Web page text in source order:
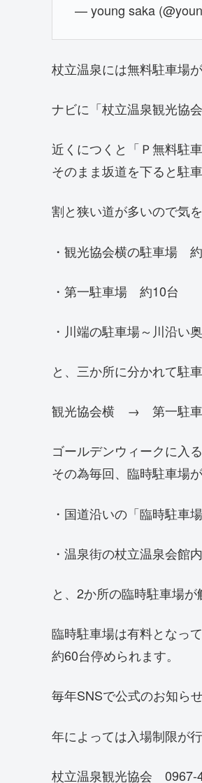
— young saka
杖立温泉には無料駐車場が
ナビに「杖立温泉観光協
近くにつくと「Ｐ無料駐
そのまま坂道を下ると駐車
割と狭い道が多いので気
・観光協会横の駐車場
・第一駐車場 約10台
・川端の駐車場～川沿い
と、三か所に分かれて駐
観光協会横 → 第一駐車
ゴールデンウィークに入
その為毎回、臨時駐車場
・国道沿いの「臨時駐車
・温泉街の杖立温泉会館
と、2か所の臨時駐車場
臨時駐車場は有料となっ
約60台停められます。
毎年SNSで公式のお知ら
年によっては入場制限が
杖立温泉観光協会 0967-